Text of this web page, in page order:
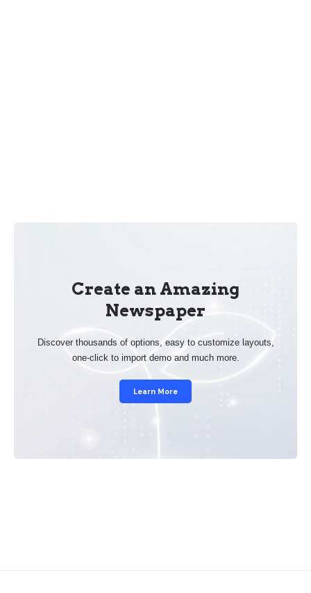
Create an Amazing
Newspaper
Discover thousands of options, easy to customize layouts,
one-click to import demo and much more.
Learn More